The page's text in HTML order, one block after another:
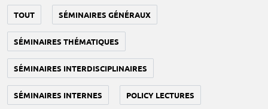
TOUT SÉMINAIRES GÉNÉRAUX
SÉMINAIRES THÉMATIQUES
SÉMINAIRES INTERDISCIPLINAIRES
SÉMINAIRES INTERNES POLICY LECTURES